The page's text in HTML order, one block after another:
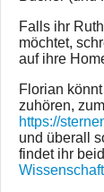
Falls ihr
möchtet,
auf ihre
Florian
zuhören,
https://
und überall
findet ihr